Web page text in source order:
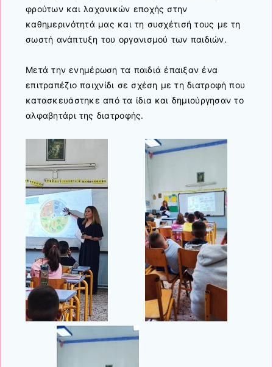
φρούτων και λαχανικών εποχής στην
καθημερινότητά μας και τη συσχέτισή τους με τη
σωστή ανάπτυξη του οργανισμού των παιδιών.
Μετά την ενημέρωση τα παιδιά έπαιξαν ένα
επιτραπέζιο παιχνίδι σε σχέση με τη διατροφή που
κατασκευάστηκε από τα ίδια και δημιούργησαν το
αλφαβητάρι της διατροφής.